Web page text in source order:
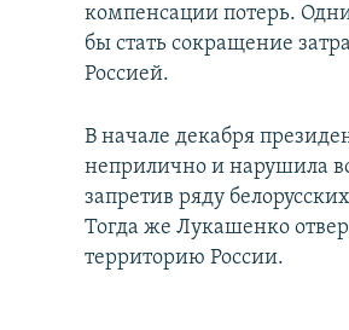
компенсации потерь.
бы стать сокращение
Россией.
В начале декабря
неприлично и нарушила
запретив ряду
Тогда же Лукашенко
территорию России.